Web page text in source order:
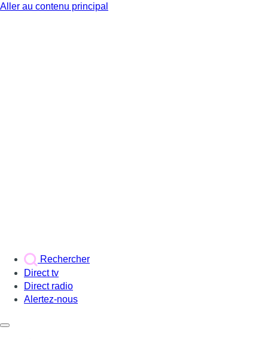
Aller au contenu principal
Rechercher
Direct tv
Direct radio
Alertez-nous